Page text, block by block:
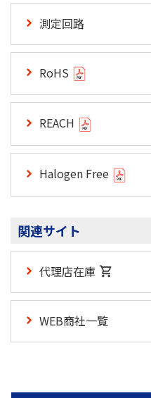
測定回路
RoHS
REACH
Halogen Free
関連サイト
代理店在庫
WEB商社一覧